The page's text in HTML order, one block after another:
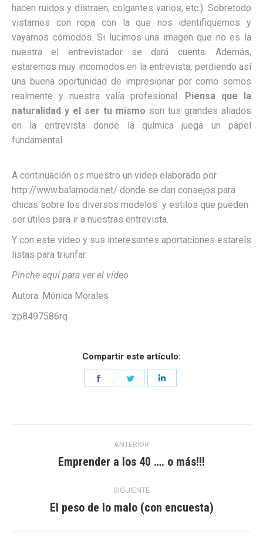
hacen ruidos y distraen, colgantes varios, etc.). Sobretodo
vistamos con ropa con la que nos identifiquemos y
vayamos cómodos. Si lucimos una imagen que no es la
nuestra el entrevistador se dará cuenta. Además,
estaremos muy incomodos en la entrevista, perdiendo así
una buena oportunidad de impresionar por como somos
realmente y nuestra valía profesional. Piensa que la
naturalidad y el ser tu mismo son tus grandes aliados
en la entrevista donde la química juega un papel
fundamental.
A continuación os muestro un video elaborado por
http://www.balamoda.net/ donde se dan consejos para
chicas sobre los diversos modelos y estilos que pueden
ser útiles para ir a nuestras entrevista.
Y con este video y sus interesantes aportaciones estareís
listas para triunfar.
Pinche aquí para ver el vídeo
Autora: Mónica Morales
zp8497586rq
Compartir este artículo:
Share
ANTERIOR
Entrada
Emprender a los 40 …. o más!!!
SIGUIENTE
Entrada
El peso de lo malo (con encuesta)